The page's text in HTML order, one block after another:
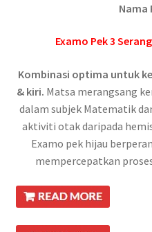
Nama
Examo Pek 3
Kombinasi optima untuk
& kiri. Matsa merangsang
dalam subjek Matematik
aktiviti otak daripada
Examo pek hijau
mempercepatkan